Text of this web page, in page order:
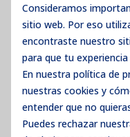
Consideramos
sitio web. Por eso
encontraste nuestro
para que tu
En nuestra política de
nuestras cookies y
entender que no
Puedes rechazar
Iniciar